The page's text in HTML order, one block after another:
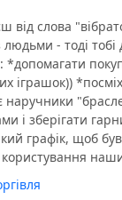
від слова
- тоді тобі
іграшок))
наручники
і зберігати
графік, щоб